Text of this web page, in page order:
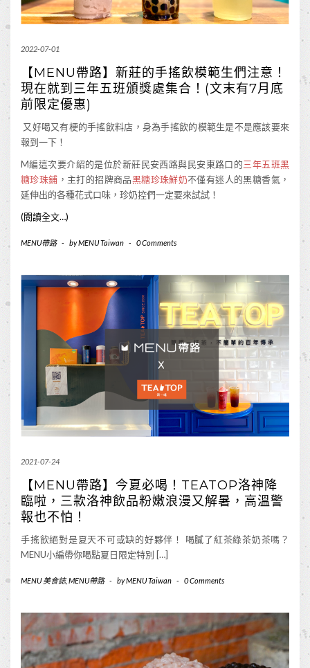
2022-07-01
【MENU帶路】新莊的手搖飲模範生們注意！
現在就到三年五班頒獎處集合！(文末有7月底
前限定優惠)
又好喝又有梗的手搖飲料店，身為手搖飲的模範生是不是應該要來
報到一下！
M編這次要介紹的是位於新莊民安西路與民安東路口的三年五班黑
糖珍珠鋪 ，主打的招牌商品黑糖珍珠鮮奶不僅有迷人的黑糖香氣，
延伸出的各種花式口味，珍奶控們一定要來試試！
(閱讀全文…)
MENU帶路 - byMENU Taiwan - 0 Comments
2021-07-24
【MENU帶路】今夏必喝！TEATOP洛神降
臨啦，三款洛神飲品粉嫩浪漫又解暑，高溫警
報也不怕！
手搖飲絕對是夏天不可或缺的好夥伴！ 喝膩了紅茶綠茶奶茶嗎？
MENU小編帶你喝點夏日限定特別 […]
MENU 美食誌,MENU帶路 - byMENU Taiwan - 0 Comments